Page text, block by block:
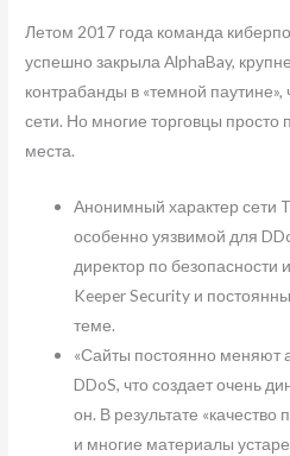
Летом 2017 года команда
успешно закрыла AlphaBay,
контрабанды в «темной
сети. Но многие торговцы просто
места.
Анонимный характер сети
особенно уязвимой для
директор по безопасности
Keeper Security и
теме.
«Сайты постоянно меняют
DDoS, что создает очень
он. В результате «качество
и многие материалы